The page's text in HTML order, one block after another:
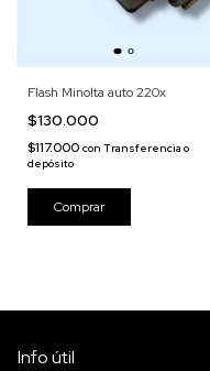
Flash Minolta auto 220x
$130.000
$117.000 con Transferencia o
depósito
Info útil